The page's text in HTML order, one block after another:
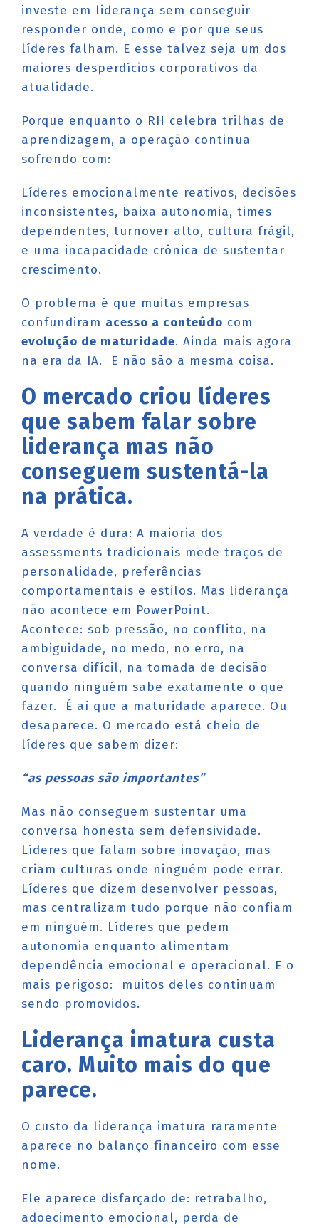
investe em liderança sem conseguir
responder onde, como e por que seus
líderes falham. E esse talvez seja um dos
maiores desperdícios corporativos da
atualidade.
Porque enquanto o RH celebra trilhas de
aprendizagem, a operação continua
sofrendo com:
Líderes emocionalmente reativos, decisões
inconsistentes, baixa autonomia, times
dependentes, turnover alto, cultura frágil,
e uma incapacidade crônica de sustentar
crescimento.
O problema é que muitas empresas
confundiram acesso a conteúdo com
evolução de maturidade. Ainda mais agora
na era da IA. E não são a mesma coisa.
O mercado criou líderes
que sabem falar sobre
liderança mas não
conseguem sustentá-la
na prática.
A verdade é dura: A maioria dos
assessments tradicionais mede traços de
personalidade, preferências
comportamentais e estilos. Mas liderança
não acontece em PowerPoint.
Acontece: sob pressão, no conflito, na
ambiguidade, no medo, no erro, na
conversa difícil, na tomada de decisão
quando ninguém sabe exatamente o que
fazer. É aí que a maturidade aparece. Ou
desaparece. O mercado está cheio de
líderes que sabem dizer:
“as pessoas são importantes”
Mas não conseguem sustentar uma
conversa honesta sem defensividade.
Líderes que falam sobre inovação, mas
criam culturas onde ninguém pode errar.
Líderes que dizem desenvolver pessoas,
mas centralizam tudo porque não confiam
em ninguém. Líderes que pedem
autonomia enquanto alimentam
dependência emocional e operacional. E o
mais perigoso: muitos deles continuam
sendo promovidos.
Liderança imatura custa
caro. Muito mais do que
parece.
O custo da liderança imatura raramente
aparece no balanço financeiro com esse
nome.
Ele aparece disfarçado de: retrabalho,
adoecimento emocional, perda de